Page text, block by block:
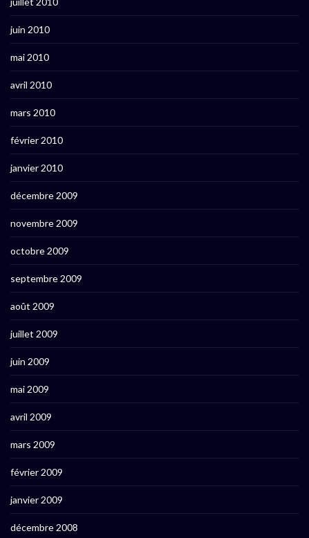
juin 2010
mai 2010
avril 2010
mars 2010
février 2010
janvier 2010
décembre 2009
novembre 2009
octobre 2009
septembre 2009
août 2009
juillet 2009
juin 2009
mai 2009
avril 2009
mars 2009
février 2009
janvier 2009
décembre 2008